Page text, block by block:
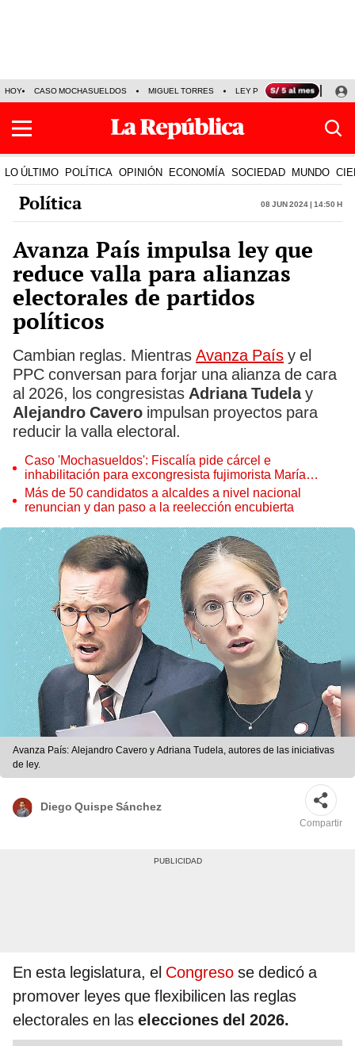
HOY CASO MOCHASUELDOS MIGUEL TORRES LEY PULPÍN PRECIO DEL
LO ÚLTIMO POLÍTICA OPINIÓN ECONOMÍA SOCIEDAD MUNDO
Política 08 Jun 2024 | 14:50 h
Avanza País impulsa ley que
reduce valla para alianzas
electorales de partidos
políticos
Cambian reglas. Mientras Avanza País y el
PPC conversan para forjar una alianza de cara
al 2026, los congresistas Adriana Tudelay
Alejandro Cavero impulsan proyectos para
reducir la valla electoral.
Caso 'Mochasueldos': Fiscalía pide cárcel e
inhabilitación para excongresista fujimorista María
Cordero Jon Tay
Más de 50 candidatos a alcaldes a nivel nacional
renuncian y dan paso a la reelección encubierta
Avanza País: Alejandro Cavero y Adriana Tudela, autores de las iniciativas
de ley.
Diego Quispe Sánchez
Compartir
En esta legislatura, el Congreso se dedicó a
promover leyes que flexibilicen las reglas
electorales en las elecciones del 2026.